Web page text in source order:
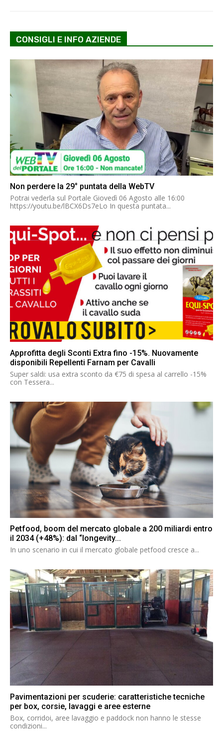
CONSIGLI E INFO AZIENDE
Non perdere la 29° puntata della WebTV
Potrai vederla sul Portale Giovedì 06 Agosto alle 16:00
https://youtu.be/lBCX6Ds7eLo In questa puntata...
Approfitta degli Sconti Extra fino -15%. Nuovamente
disponibili Repellenti Farnam per Cavalli
Super saldi: usa extra sconto da €75 di spesa al carrello -15%
con Tessera...
Petfood, boom del mercato globale a 200 miliardi entro
il 2034 (+48%): dal “longevity...
In uno scenario in cui il mercato globale petfood cresce a...
Pavimentazioni per scuderie: caratteristiche tecniche
per box, corsie, lavaggi e aree esterne
Box, corridoi, aree lavaggio e paddock non hanno le stesse
condizioni...